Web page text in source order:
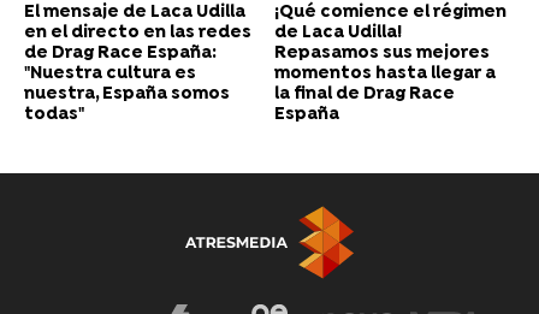
El mensaje de Laca Udilla
en el directo en las redes
de Drag Race España:
"Nuestra cultura es
nuestra, España somos
todas"
¡Qué comience el régimen
de Laca Udilla!
Repasamos sus mejores
momentos hasta llegar a
la final de Drag Race
España